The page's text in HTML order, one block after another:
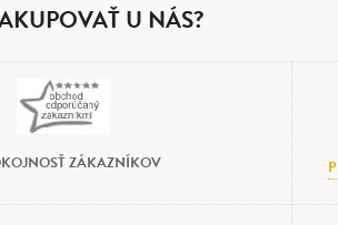
U NÁS?
ZÁKAZNÍKOV